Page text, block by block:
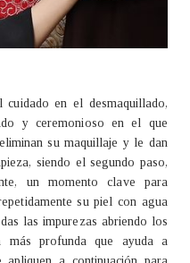
cuidado en el desmaquillado,
y ceremonioso en el que
su maquillaje y le dan
siendo el segundo paso,
un momento clave para
su piel con agua
las impurezas abriendo los
más profunda que ayuda a